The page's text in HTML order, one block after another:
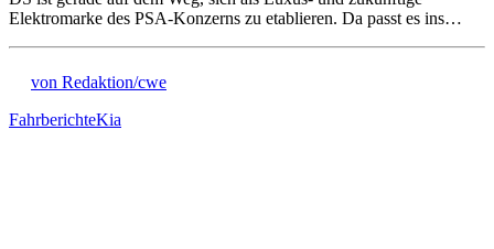
Elektromarke des PSA-Konzerns zu etablieren. Da passt es ins…
von Redaktion/cwe
FahrberichteKia